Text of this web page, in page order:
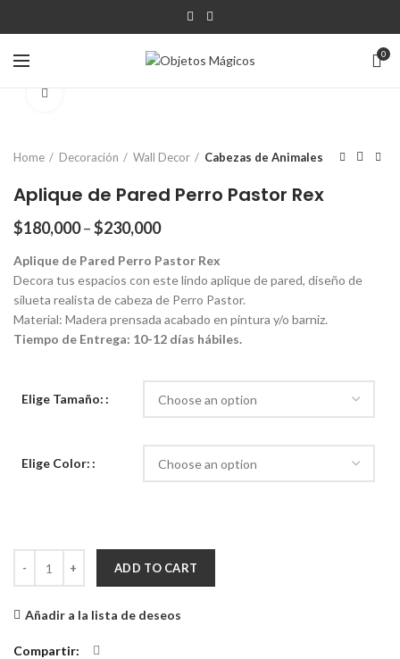
0
Home Decoración Wall Decor Cabezas de Animales
Aplique de Pared Perro Pastor Rex
$180,000–$230,000
Aplique de Pared Perro Pastor Rex
Decora tus espacios con este lindo aplique de pared, diseño de
silueta realista de cabeza de Perro Pastor.
Material: Madera prensada acabado en pintura y/o barniz.
Tiempo de Entrega: 10-12 días hábiles.
Elige Tamaño:
Elige Color:
ADD TO CART
Añadir a la lista de deseos
Compartir